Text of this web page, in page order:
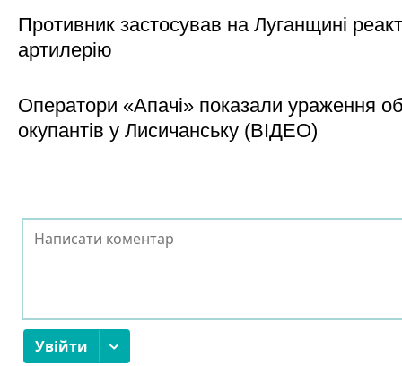
Противник застосував на Луганщині
артилерію
Оператори «Апачі» показали ураження
окупантів у Лисичанську (ВІДЕО)